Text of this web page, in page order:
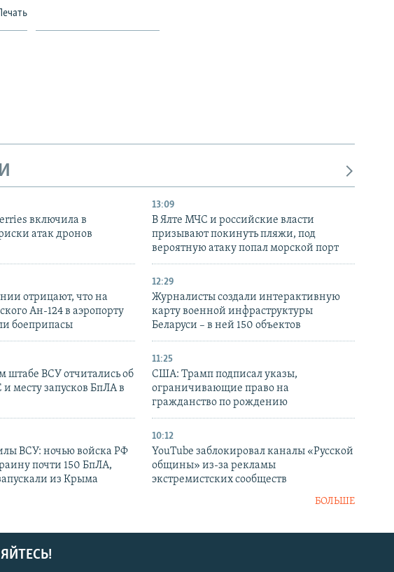
Печать
включила в
атак дронов
13:09
В Ялте МЧС и российские власти
призывают покинуть пляжи, под
вероятную атаку попал морской порт
отрицают, что на
Ан-124 в аэропорту
боеприпасы
12:29
Журналисты создали интерактивную
карту военной инфраструктуры
Беларуси – в ней 150 объектов
штабе ВСУ отчитались об
и месту запусков БпЛА в
11:25
США: Трамп подписал указы,
ограничивающие право на
гражданство по рождению
ВСУ: ночью войска РФ
почти 150 БпЛА,
из Крыма
10:12
YouTube заблокировал каналы «Русской
общины» из-за рекламы
экстремистских сообществ
БОЛЬШЕ